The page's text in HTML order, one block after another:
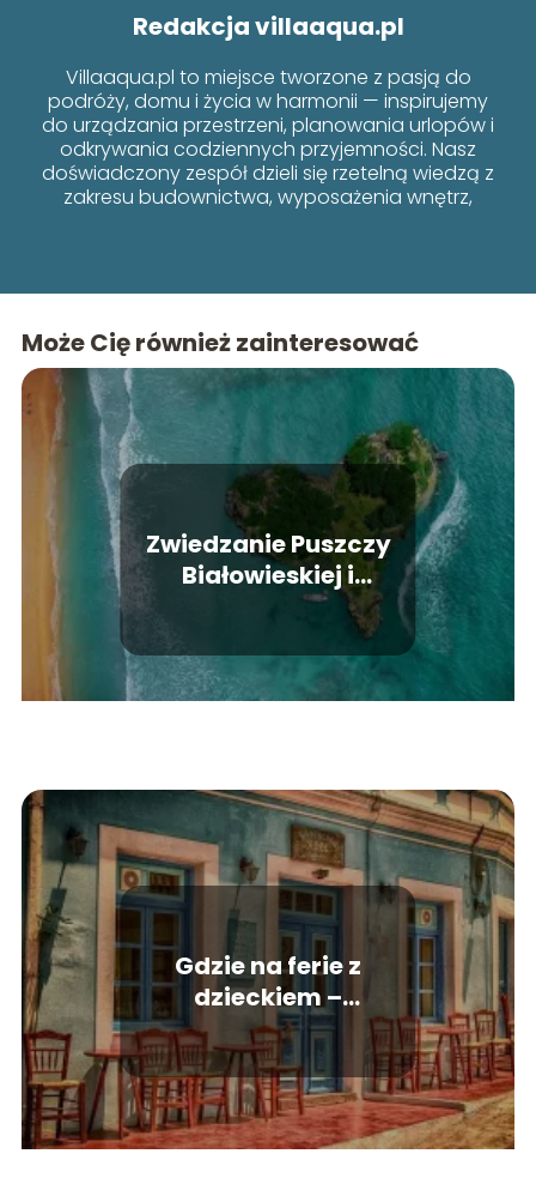
Redakcja villaaqua.pl
Villaaqua.pl to miejsce tworzone z pasją do
podróży, domu i życia w harmonii — inspirujemy
do urządzania przestrzeni, planowania urlopów i
odkrywania codziennych przyjemności. Nasz
doświadczony zespół dzieli się rzetelną wiedzą z
zakresu budownictwa, wyposażenia wnętrz,
Może Cię również zainteresować
Zwiedzanie Puszczy
Białowieskiej i
Białowieży. Co warto
Gdzie na ferie z
dzieckiem –
propozycje, które
trzeba przemyśleć